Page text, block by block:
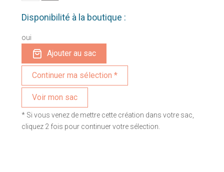
Disponibilité à la boutique :
oui
Ajouter au sac
Voir mon sac
* Si vous venez de mettre cette création dans votre sac,
cliquez 2 fois pour continuer votre sélection.